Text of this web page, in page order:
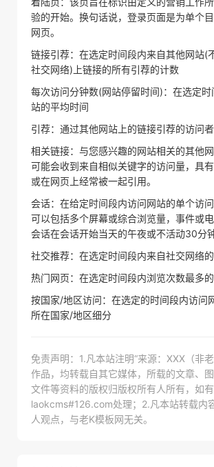
验的开始。换句话说，登录页面是为单个
网页。
链接引荐：在选定时间段内来自其他网站(
社交网络)上链接的所有引荐的计数
每次访问分钟数(网站停留时间)：在选定时
站的平均时间
引荐：通过其他网站上的链接引荐的访问者
相关链接：与您感兴趣的网站相关的其他
可能会收到来自相似关键字的访问量，具
或在网页上经常被一起引用。
会话：在给定时间段内访问网站的单个访
可以包括多个屏幕或综合浏览量，事件或电
会话在会话开始当天的午夜或不活动30分
社交推荐：在选定时间段内来自社交网络
热门网页：在选定时间段内浏览次数最多
按国家/地区访问：在选定的时间段内访问
所在国家/地区细分
免责声明：1.凡本站注明“来源：XXX（非
作品，均转载自其它媒体，所载的文章、
文件等资料的版权归版权所有人所有，如
laokcms#126.com处理；2.凡本站转载内
人观点，与老K模板网无关。